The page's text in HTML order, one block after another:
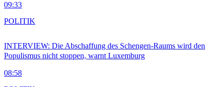
09:33
INTERVIEW: Die Abschaffung des Schengen-Raums wird den
Populismus nicht stoppen, warnt Luxemburg
08:58
POLITIK